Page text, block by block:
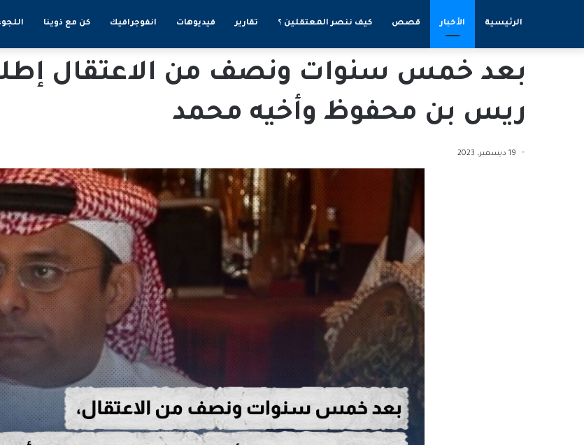
الرئيسية الأخبار قصص كيف ننصر المعتقلين ؟ تقارير فيديوهات انفوجرافيك كن مع ذوينا
بعد خمس سنوات ونصف من الاعتقال
ريس بن محفوظ وأخيه محمد
19 ديسمبر، 2023